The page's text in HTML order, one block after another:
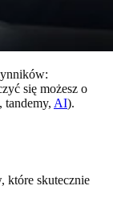
się możesz o
tandemy, AI).
które skutecznie